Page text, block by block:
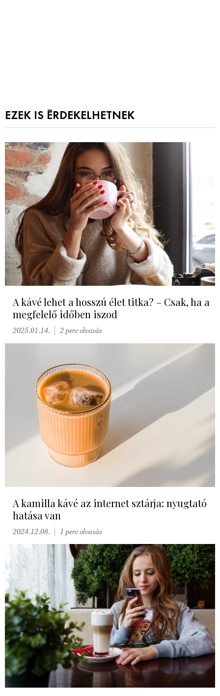
EZEK IS ÉRDEKELHETNEK
A kávé lehet a hosszú élet titka? – Csak, ha a
megfelelő időben iszod
2025.01.14. 2 perc olvasás
A kamilla kávé az internet sztárja: nyugtató
hatása van
2024.12.08. 1 perc olvasás